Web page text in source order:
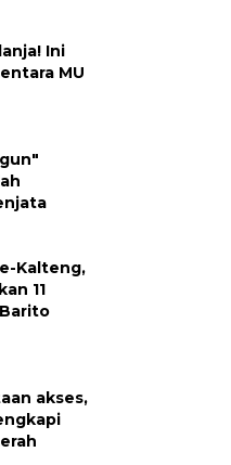
Ini
MU
Kalteng,
11
akses,